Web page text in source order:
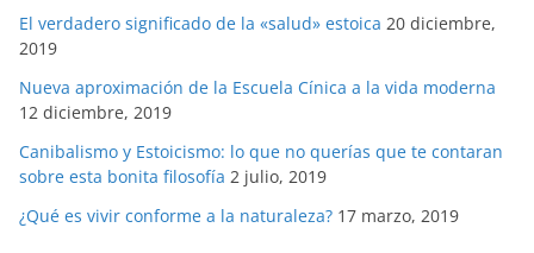
El verdadero significado de la «salud» estoica 20 diciembre,
2019
Nueva aproximación de la Escuela Cínica a la vida moderna
12 diciembre, 2019
Canibalismo y Estoicismo: lo que no querías que te contaran
sobre esta bonita filosofía 2 julio, 2019
¿Qué es vivir conforme a la naturaleza? 17 marzo, 2019